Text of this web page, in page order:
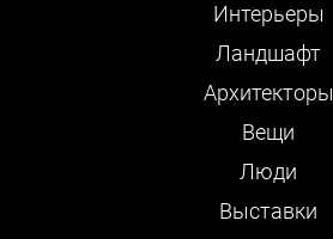
Интерьеры
Ландшафт
Архитекторы
Вещи
Люди
Выставки